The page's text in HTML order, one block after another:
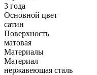
3 года
Основной цвет
сатин
Поверхность
матовая
Материалы
Материал
нержавеющая сталь